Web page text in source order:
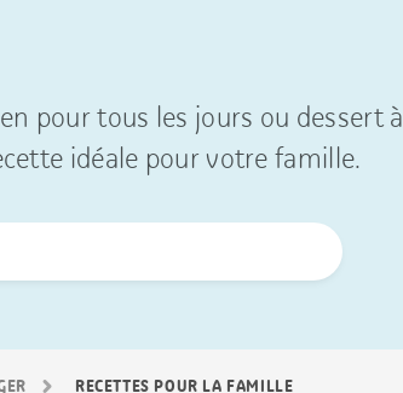
pour tous les jours ou dessert à
idéale pour votre famille.
RECETTES POUR LA FAMILLE